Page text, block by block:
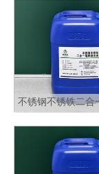
不锈钢不锈铁二合